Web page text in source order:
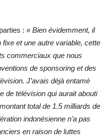
: « Bien évidemment, il
et une autre variable, cette
commerciaux que nous
de sponsoring et des
J’avais déjà entamé
de télévision qui aurait abouti
total de 1.5 milliards de
indonésienne n’a pas
en raison de luttes